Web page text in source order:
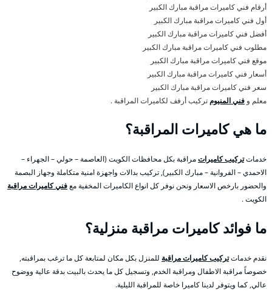
أرقام فني كاميرات مراقبة مبارك الكبير
أول فني كاميرات مراقبة مبارك الكبير
أفضل فني كاميرات مراقبة مبارك الكبير
مطلوب فني كاميرات مراقبة مبارك الكبير
موقع فني كاميرات مراقبة مبارك الكبير
أسعار فني كاميرات مراقبة مبارك الكبير
سعر فني كاميرات مراقبة مبارك الكبير
معلم و فني المنيومتركيب أرفف لكاميرات المراقبة .
ما هي كاميرات المراقبة؟
خدماتتركيب كاميراتمراقبة بكل محافظات الكويت (العاصمة – حولي – الجهراء –
الاحمدي – الفروانية – مبارك الكبير), تركيب بدالات واجهزة امنية متكاملة وجهاز البصمة
والحضور بارخص الاسعار ونحن نوفر كل انواع الكاميرات المخفية معفني كاميرات مراقبة
الكويت .
ما فوائد كاميرات مراقبة منزلية؟
نقدم خدماتتركيب كاميرات مراقبة للمنزل بكل مكان لمتابعة كل ما ترغب بمراقبته,
خصوصاً مراقبة الاطفال ومراقبة الخدم, وتسجيل كل ما يحدث بالبيت بدقة عالية ووضوح
عالي, كما ويتوفر لدينا كاميرا خاصة للمراقبة الليلية.